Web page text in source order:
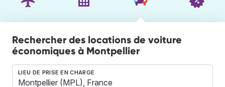
Rechercher des locations de voiture
économiques à Montpellier
LIEU DE PRISE EN CHARGE